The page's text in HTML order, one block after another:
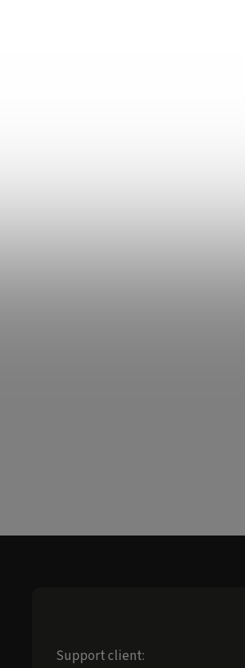
Support client: